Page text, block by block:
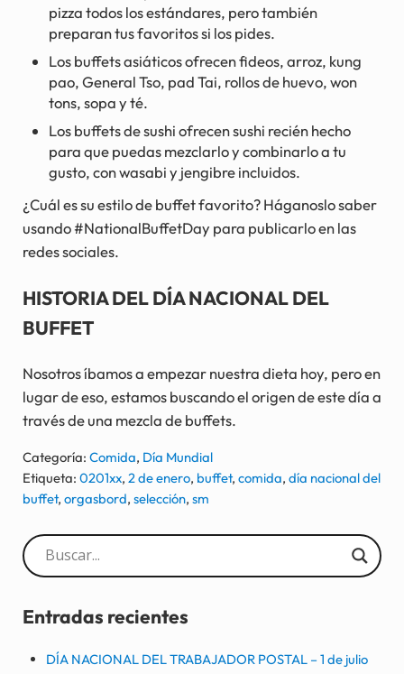
pizza todos los estándares, pero también
preparan tus favoritos si los pides.
Los buffets asiáticos ofrecen fideos, arroz, kung
pao, General Tso, pad Tai, rollos de huevo, won
tons, sopa y té.
Los buffets de sushi ofrecen sushi recién hecho
para que puedas mezclarlo y combinarlo a tu
gusto, con wasabi y jengibre incluidos.
¿Cuál es su estilo de buffet favorito? Háganoslo saber
usando #NationalBuffetDay para publicarlo en las
redes sociales.
HISTORIA DEL DÍA NACIONAL DEL
BUFFET
Nosotros íbamos a empezar nuestra dieta hoy, pero en
lugar de eso, estamos buscando el origen de este día a
través de una mezcla de buffets.
Categoría: Comida, Día Mundial
Etiqueta: 0201xx, 2 de enero, buffet, comida, día nacional del
buffet, orgasbord, selección, sm
Sidebar
Entradas recientes
DÍA NACIONAL DEL TRABAJADOR POSTAL – 1 de julio